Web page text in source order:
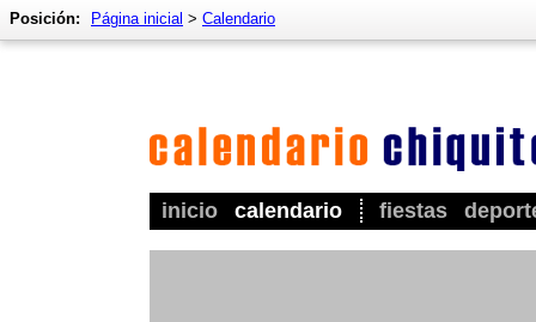
inicio calendario fiestas
Posición: Página inicial > Calendario